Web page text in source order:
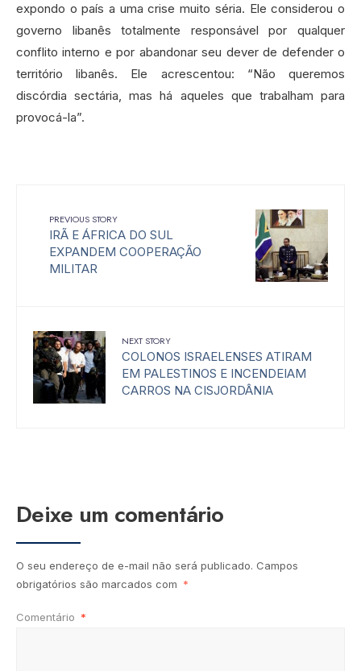
expondo o país a uma crise muito séria. Ele considerou o
governo libanês totalmente responsável por qualquer
conflito interno e por abandonar seu dever de defender o
território libanês. Ele acrescentou: “Não queremos
discórdia sectária, mas há aqueles que trabalham para
provocá-la”.
PREVIOUS STORY
IRÃ E ÁFRICA DO SUL
EXPANDEM COOPERAÇÃO
MILITAR
NEXT STORY
COLONOS ISRAELENSES ATIRAM
EM PALESTINOS E INCENDEIAM
CARROS NA CISJORDÂNIA
Deixe um comentário
O seu endereço de e-mail não será publicado. Campos
obrigatórios são marcados com *
Comentário *